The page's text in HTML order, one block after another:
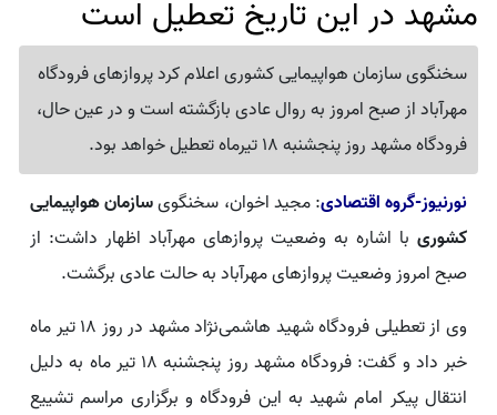
مشهد در این تاریخ تعطیل است
سخنگوی سازمان هواپیمایی کشوری اعلام کرد پروازهای فرودگاه
مهرآباد از صبح امروز به روال عادی بازگشته است و در عین حال،
فرودگاه مشهد روز پنجشنبه 18 تیرماه تعطیل خواهد بود.
نورنیوز-گروه اقتصادی: مجید اخوان، سخنگویسازمان هواپیمایی
کشوری با اشاره به وضعیت پروازهای مهرآباد اظهار داشت: از
صبح امروز وضعیت پروازهای مهرآباد به حالت عادی برگشت.
وی از تعطیلی فرودگاه شهید هاشمی‌نژاد مشهد در روز ١٨ تیر ماه
خبر داد و گفت: فرودگاه مشهد روز پنجشنبه ١٨ تیر ماه به دلیل
انتقال پیکر امام شهید به این فرودگاه و برگزاری مراسم تشییع